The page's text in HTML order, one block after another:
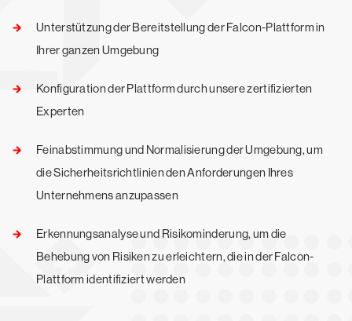
Unterstützung der Bereitstellung der Falcon-Plattform in
Ihrer ganzen Umgebung
Konfiguration der Plattform durch unsere zertifizierten
Experten
Feinabstimmung und Normalisierung der Umgebung, um
die Sicherheitsrichtlinien den Anforderungen Ihres
Unternehmens anzupassen
Erkennungsanalyse und Risikominderung, um die
Behebung von Risiken zu erleichtern, die in der Falcon-
Plattform identifiziert werden